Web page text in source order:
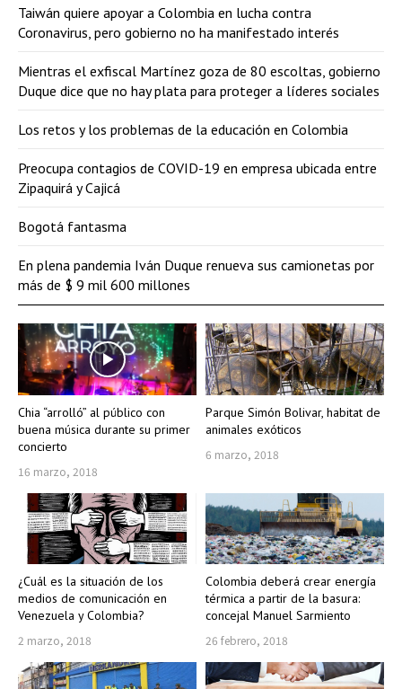
Chia “arrolló” al público con
buena música durante su primer
concierto
16 marzo, 2018
Parque Simón Bolivar, habitat de
animales exóticos
6 marzo, 2018
¿Cuál es la situación de los
medios de comunicación en
Venezuela y Colombia?
2 marzo, 2018
Colombia deberá crear energía
térmica a partir de la basura:
concejal Manuel Sarmiento
26 febrero, 2018
Taiwán quiere apoyar a Colombia en lucha contra
Coronavirus, pero gobierno no ha manifestado interés
Mientras el exfiscal Martínez goza de 80 escoltas, gobierno
Duque dice que no hay plata para proteger a líderes sociales
Los retos y los problemas de la educación en Colombia
Preocupa contagios de COVID-19 en empresa ubicada entre
Zipaquirá y Cajicá
Bogotá fantasma
En plena pandemia Iván Duque renueva sus camionetas por
más de $ 9 mil 600 millones